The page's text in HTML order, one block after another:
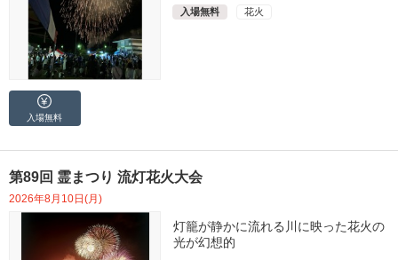
入場無料 花火
入場無料
第89回 霊まつり 流灯花火大会
2026年8月10日(月)
灯籠が静かに流れる川に映った花火の
光が幻想的